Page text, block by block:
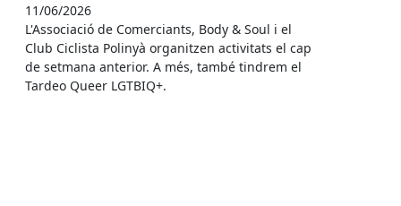
11/06/2026
L'Associació de Comerciants, Body & Soul i el
Club Ciclista Polinyà organitzen activitats el cap
de setmana anterior. A més, també tindrem el
Tardeo Queer LGTBIQ+.